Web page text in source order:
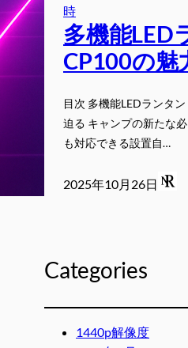
時
多機能LED
CP100の魅
目次 多機能LEDランタ
迫る キャンプの新たな
も対応できる設置自…
2025年10月26日
Categories
1440p解像度